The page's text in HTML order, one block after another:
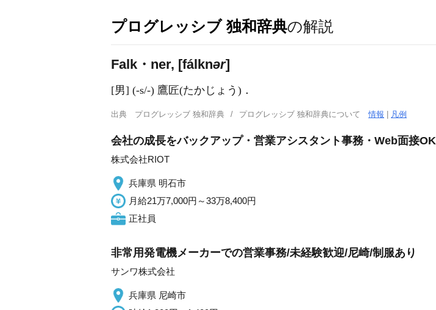
プログレッシブ 独和辞典の解説
Falk・ner, [fálknər]
[男] (-s/-) 鷹匠(たかじょう)．
出典 プログレッシブ 独和辞典 プログレッシブ 独和辞典について情報 | 凡例
会社の成長をバックアップ・営業アシスタント事務・Web面接OK
株式会社RIOT
兵庫県 明石市
月給21万7,000円～33万8,400円
正社員
非常用発電機メーカーでの営業事務/未経験歓迎/尼崎/制服あり
サンワ株式会社
兵庫県 尼崎市